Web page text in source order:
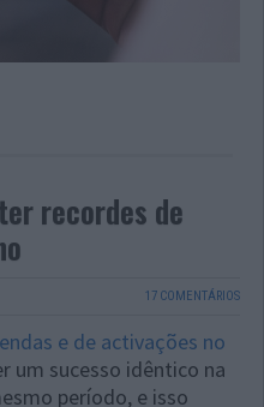
recordes de
17 COMENTÁRIOS
e de activações no
um sucesso idêntico na
período, e isso